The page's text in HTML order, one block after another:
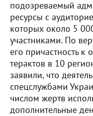
подозреваемый
ресурсы с
которых около 5
участниками. По
его причастность к
терактов в 10
заявили, что
спецслужбами
числом жертв
дополнительные